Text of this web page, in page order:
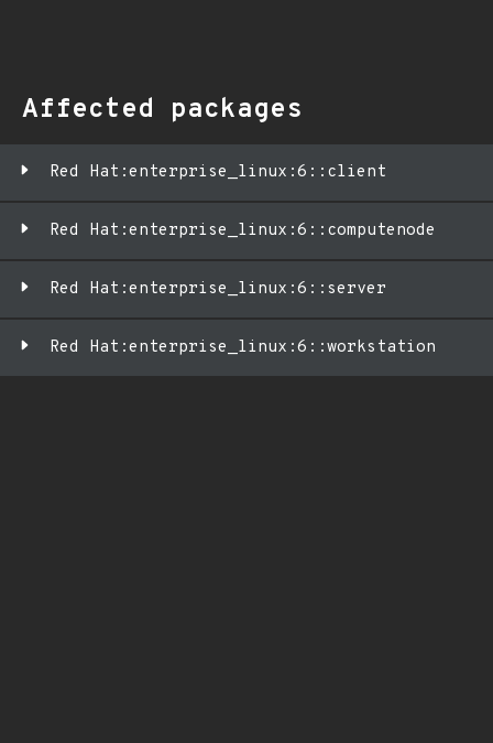
Affected packages
Red Hat:enterprise_linux:6::client
Red Hat:enterprise_linux:6::computenode
Red Hat:enterprise_linux:6::server
Red Hat:enterprise_linux:6::workstation